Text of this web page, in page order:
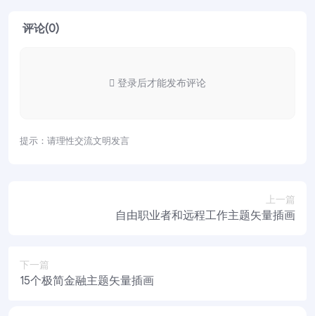
评论(0)
提示：请理性交流文明发言
登录后才能发布评论
上一篇
自由职业者和远程工作主题矢量插画
下一篇
15个极简金融主题矢量插画